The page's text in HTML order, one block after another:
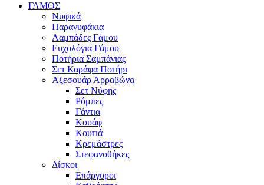
ΓΑΜΟΣ
Νυφικά
Παρανυφάκια
Λαμπάδες Γάμου
Ευχολόγια Γάμου
Ποτήρια Σαμπάνιας
Σετ Καράφα Ποτήρι
Αξεσουάρ Αρραβώνα
Σετ Νύφης
Ρόμπες
Γάντια
Κουάφ
Κουτιά
Κρεμάστρες
Στεφανοθήκες
Δίσκοι
Επάργυροι